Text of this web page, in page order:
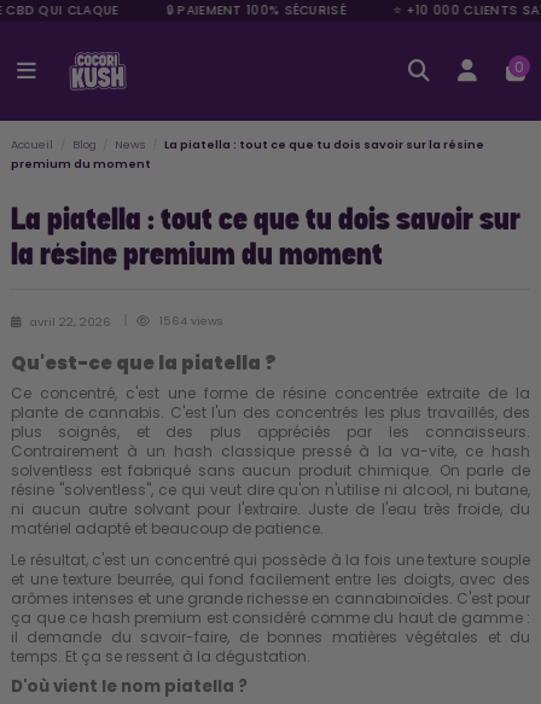
QUI CLAQUE 🔒 PAIEMENT 100% SÉCURISÉ ⭐ +10 000 CLIENTS
0
Accueil Blog News
La piatella : tout ce que tu dois savoir sur la résine
premium du moment
La piatella : tout ce que tu dois savoir sur
la résine premium du moment
avril 22, 2026 1564 views
Qu'est-ce que la piatella ?
Ce concentré, c'est une forme de résine concentrée extraite de la
plante de cannabis. C'est l'un des concentrés les plus travaillés, des
plus soignés, et des plus appréciés par les connaisseurs.
Contrairement à un hash classique pressé à la va-vite, ce hash
solventless est fabriqué sans aucun produit chimique. On parle de
résine "solventless", ce qui veut dire qu'on n'utilise ni alcool, ni butane,
ni aucun autre solvant pour l'extraire. Juste de l'eau très froide, du
matériel adapté et beaucoup de patience.
Le résultat, c'est un concentré qui possède à la fois une texture souple
et une texture beurrée, qui fond facilement entre les doigts, avec des
arômes intenses et une grande richesse en cannabinoïdes. C'est pour
ça que ce hash premium est considéré comme du haut de gamme :
il demande du savoir-faire, de bonnes matières végétales et du
temps. Et ça se ressent à la dégustation.
D'où vient le nom piatella ?